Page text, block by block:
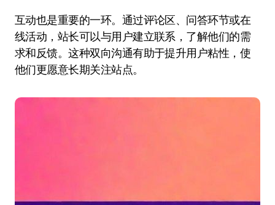
互动也是重要的一环。通过评论区、问答环节或在
线活动，站长可以与用户建立联系，了解他们的需
求和反馈。这种双向沟通有助于提升用户粘性，使
他们更愿意长期关注站点。